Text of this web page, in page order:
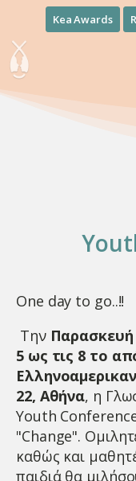
Kea Awards
One day to go..!!
Tην Παρασκευή
5 ως τις 8 το
22, Αθήνα, η
Youth
"Change".
καθώς και
παιδιά θα